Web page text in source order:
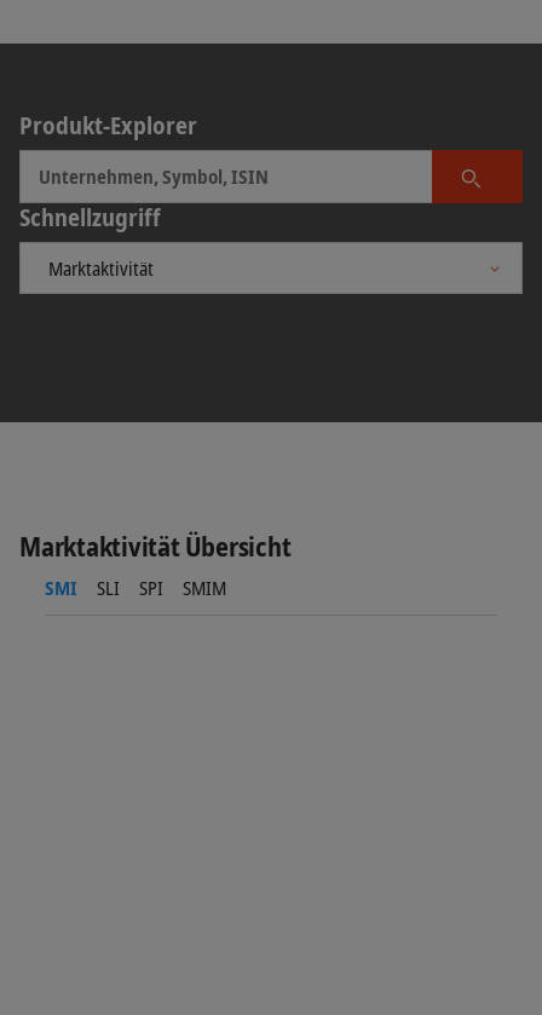
Produkt-Explorer
Produkt
Schnellzugriff
Marktaktivität Übersicht
SMI SLI SPI SMIM